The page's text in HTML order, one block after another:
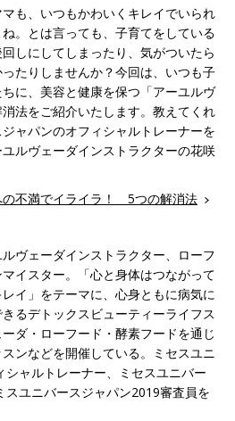
も、いつもかわいくキレイでいられ
。とは言っても、子育てをしている
しにしてしまったり、気がついたら
たりしませんか？今回は、いつも子
に、美容と健康を保つ「アーユルヴ
法をご紹介いたします。教えてくれ
ャパンのオフィシャルトレーナーを
ルヴェーダインストラクターの花咲
の不満でイライラ！ 5つの解消法
ヴェーダインストラクター、ローフ
イスター。「心と身体はつながって
イ」をテーマに、心身ともに病気に
るデトックスビューティーライフス
ダ・ローフード・酵素フードを通じ
ンなどを開催している。ミセスユニ
ャルトレーナー、ミセスユニバー
ユニバースジャパン2019審査員を